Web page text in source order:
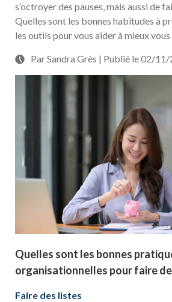
s’octroyer des pauses, mais aussi de
Quelles sont les bonnes habitudes à
les outils pour vous aider à mieux
Par Sandra Grès | Publié le 02/
Quelles sont les bonnes
organisationnelles pour faire
Faire des listes